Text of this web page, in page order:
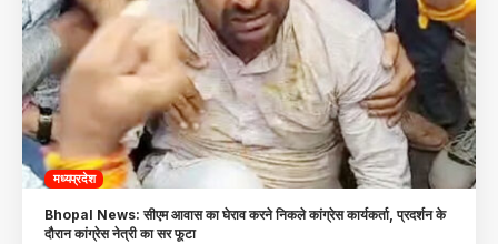
मध्यप्रदेश
Bhopal News: सीएम आवास का घेराव करने निकले कांग्रेस कार्यकर्ता, प्रदर्शन के
दौरान कांग्रेस नेत्री का सर फूटा